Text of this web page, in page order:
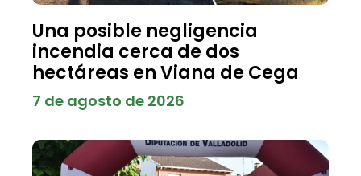
Una posible negligencia
incendia cerca de dos
hectáreas en Viana de Cega
7 de agosto de 2026